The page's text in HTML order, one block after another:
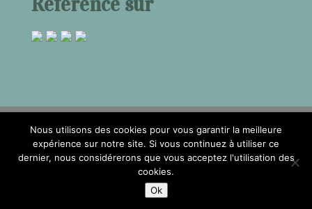
2017©Temps de Rêve -Mentions
- Réalisation
Nous utilisons des cookies pour vous garantir la meilleure
expérience sur notre site. Si vous continuez à utiliser ce
dernier, nous considérerons que vous acceptez l'utilisation des
cookies.
Ok